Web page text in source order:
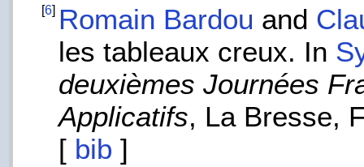
[6] Romain Bardou and
les tableaux creux. In
deuxièmes Journées
Applicatifs, La Bresse,
[ bib ]